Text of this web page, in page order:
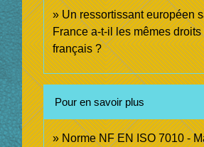
Un ressortissant européen
France a-t-il les mêmes
français ?
Pour en savoir plus
Norme NF EN ISO 7010 -